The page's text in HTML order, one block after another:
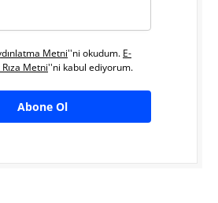
Metni''ni okudum. E-
Metni''ni kabul ediyorum.
Abone Ol